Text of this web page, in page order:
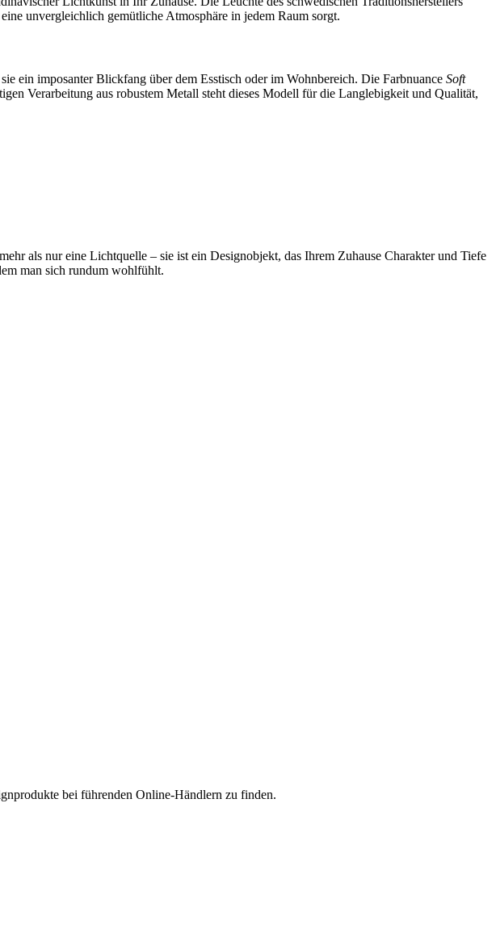
unvergleichlich gemütliche Atmosphäre in jedem Raum sorgt.
ein imposanter Blickfang über dem Esstisch oder im Wohnbereich. Die Farbnuance Soft
Verarbeitung aus robustem Metall steht dieses Modell für die Langlebigkeit und Qualität,
als nur eine Lichtquelle – sie ist ein Designobjekt, das Ihrem Zuhause Charakter und Tiefe
man sich rundum wohlfühlt.
bei führenden Online-Händlern zu finden.